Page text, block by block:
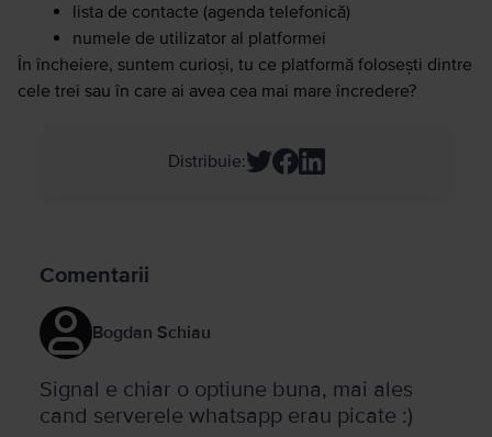
lista de contacte (agenda telefonică)
numele de utilizator al platformei
În încheiere, suntem curioși, tu ce platformă folosești dintre
cele trei sau în care ai avea cea mai mare încredere?
Distribuie:
Comentarii
Bogdan Schiau
Signal e chiar o optiune buna, mai ales
cand serverele whatsapp erau picate :)